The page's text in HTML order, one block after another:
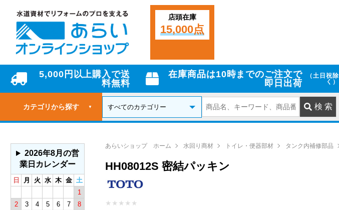
店頭在庫
15,000点
5,000円以上購入で送
料無料
在庫商品は10時までのご注文で
即日出荷
（土日祝除
く）
カテゴリから探す ▼
あらいショップ ホーム 水回り商材 トイレ・便器部材 タンク内補修部品
HH08012S 密結パッキン
★ ★ ★ ★ ★
2026年8月の営
業日カレンダー
日 月 火 水 木 金 土
1
2
3 4 5 6 7
8